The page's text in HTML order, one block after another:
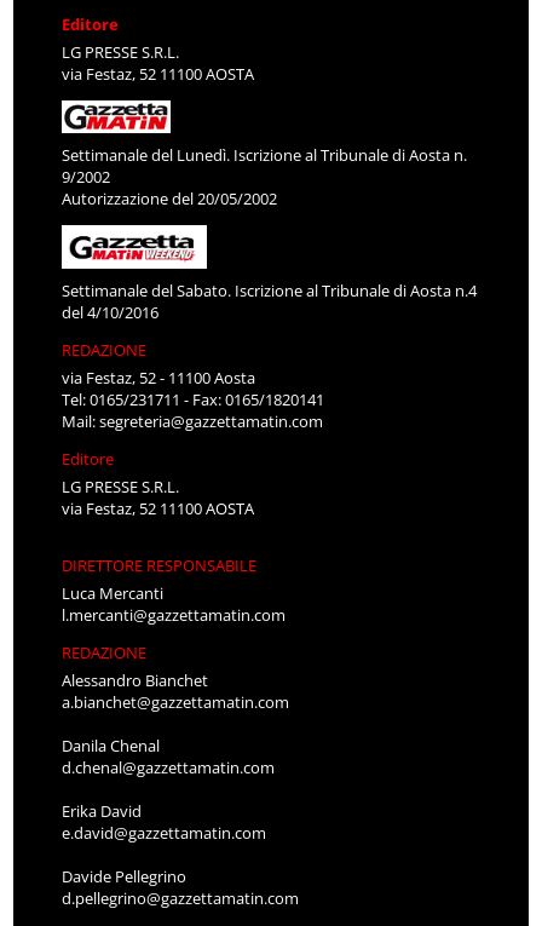
Editore
LG PRESSE S.R.L.
via Festaz, 52 11100 AOSTA
Settimanale del Lunedì. Iscrizione al Tribunale di Aosta n.
9/2002
Autorizzazione del 20/05/2002
Settimanale del Sabato. Iscrizione al Tribunale di Aosta n.4
del 4/10/2016
REDAZIONE
via Festaz, 52 - 11100 Aosta
Tel: 0165/231711 - Fax: 0165/1820141
Mail:segreteria@gazzettamatin.com
Editore
LG PRESSE S.R.L.
via Festaz, 52 11100 AOSTA
DIRETTORE RESPONSABILE
Luca Mercanti
l.mercanti@gazzettamatin.com
REDAZIONE
Alessandro Bianchet
a.bianchet@gazzettamatin.com
Danila Chenal
d.chenal@gazzettamatin.com
Erika David
e.david@gazzettamatin.com
Davide Pellegrino
d.pellegrino@gazzettamatin.com